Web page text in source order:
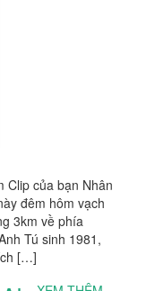
Clip của bạn Nhân
đêm hôm vạch
3km về phía
Tú sinh 1981,
[…]